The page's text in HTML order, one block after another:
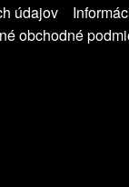
údajov
obchodné